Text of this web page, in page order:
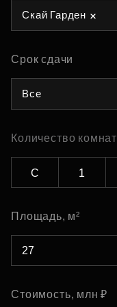
Скай Гарден
Срок сдачи
Все
Количество комнат
С 1
Площадь, м²
Стоимость, млн ₽